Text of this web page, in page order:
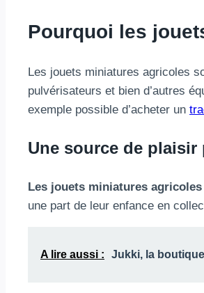
Pourquoi les
Les jouets miniatures agricoles
pulvérisateurs et bien d’autres
exemple possible d’acheter un
Une source de
Les jouets miniatures agricoles
une part de leur enfance en
A lire aussi : Jukki, la